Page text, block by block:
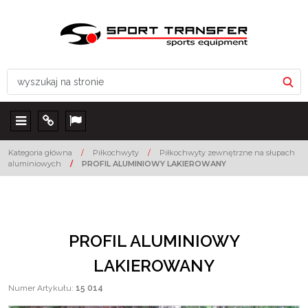
Menu Info Lang
Kategoria główna / Piłkochwyty /
Piłkochwyty zewnętrzne na słupach
aluminiowych
/ PROFIL ALUMINIOWY LAKIEROWANY
PROFIL ALUMINIOWY
LAKIEROWANY
Numer Artykułu: 15 014